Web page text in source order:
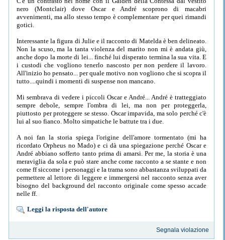
nero (Montclair) dove Oscar e André scoprono di macabri
avvenimenti, ma allo stesso tempo è complementare per quei rimandi
gotici.
Interessante la figura di Julie e il racconto di Matelda è ben delineato.
Non la scuso, ma la tanta violenza del marito non mi è andata giù,
anche dopo la morte di lei... finché lui disperato termina la sua vita. E
i custodi che vogliono tenerlo nascosto per non perdere il lavoro.
All'inizio ho pensato... per quale motivo non vogliono che si scopra il
tutto....quindi i momenti di suspense non mancano.
Mi sembrava di vedere i piccoli Oscar e André... André è tratteggiato
sempre debole, sempre l'ombra di lei, ma non per proteggerla,
piuttosto per proteggere se stesso. Oscar impavida, ma solo perché c'è
lui al suo fianco. Molto simpatiche le battute tra i due.
A noi fan la storia spiega l'origine dell'amore tormentato (mi ha
ricordato Orpheus no Mado) e ci dà una spiegazione perché Oscar e
André abbiano sofferto tanto prima di amarsi. Per me, la storia è una
meraviglia da sola e può stare anche come racconto a se stante e non
come ff siccome i personaggi e la trama sono abbastanza sviluppati da
permettere al lettore di leggere e immergersi nel racconto senza aver
bisogno del background del racconto originale come spesso accade
nelle ff.
Leggi la risposta dell'autore
Segnala violazione